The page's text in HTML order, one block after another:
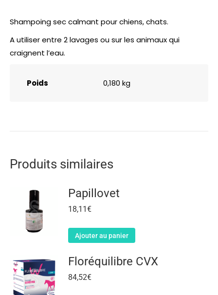
Shampoing sec calmant pour chiens, chats.
A utiliser entre 2 lavages ou sur les animaux qui
craignent l’eau.
Poids 0,180 kg
Produits similaires
Papillovet
18,11€
Ajouter au panier
Floréquilibre CVX
84,52€